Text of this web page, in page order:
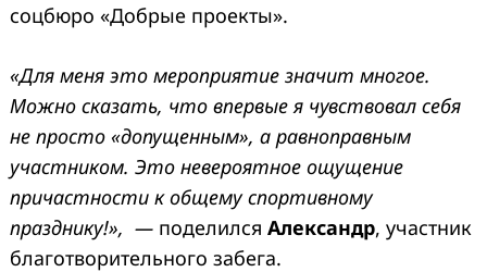
соцбюро «Добрые проекты».
«Для меня это мероприятие значит многое.
Можно сказать, что впервые я чувствовал себя
не просто «допущенным», а равноправным
участником. Это невероятное ощущение
причастности к общему спортивному
празднику!», — поделился Александр, участник
благотворительного забега.